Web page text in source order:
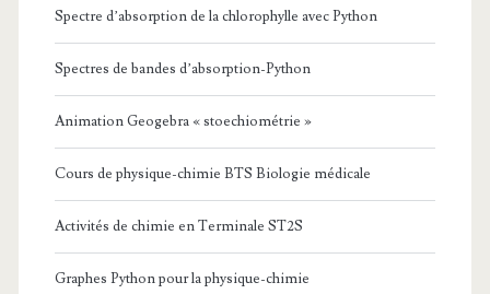
Spectre d’absorption de la chlorophylle avec Python
Spectres de bandes d’absorption-Python
Animation Geogebra « stoechiométrie »
Cours de physique-chimie BTS Biologie médicale
Activités de chimie en Terminale ST2S
Graphes Python pour la physique-chimie